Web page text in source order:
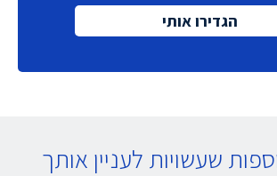
הגדירו אותי
שעשויות לעניין אותך